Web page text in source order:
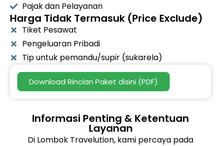
Pajak dan Pelayanan
Harga Tidak Termasuk (Price Exclude)
Tiket Pesawat
Pengeluaran Pribadi
Tip untuk pemandu/supir (sukarela)
Download Rincian Paket disini (PDF)
Informasi Penting & Ketentuan
Layanan
Di Lombok Travelution, kami percaya pada